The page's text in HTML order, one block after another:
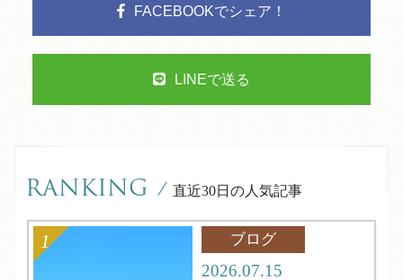
FACEBOOKでシェア！
LINEで送る
RANKING / 直近30日の人気記事
ブログ
2026.07.15